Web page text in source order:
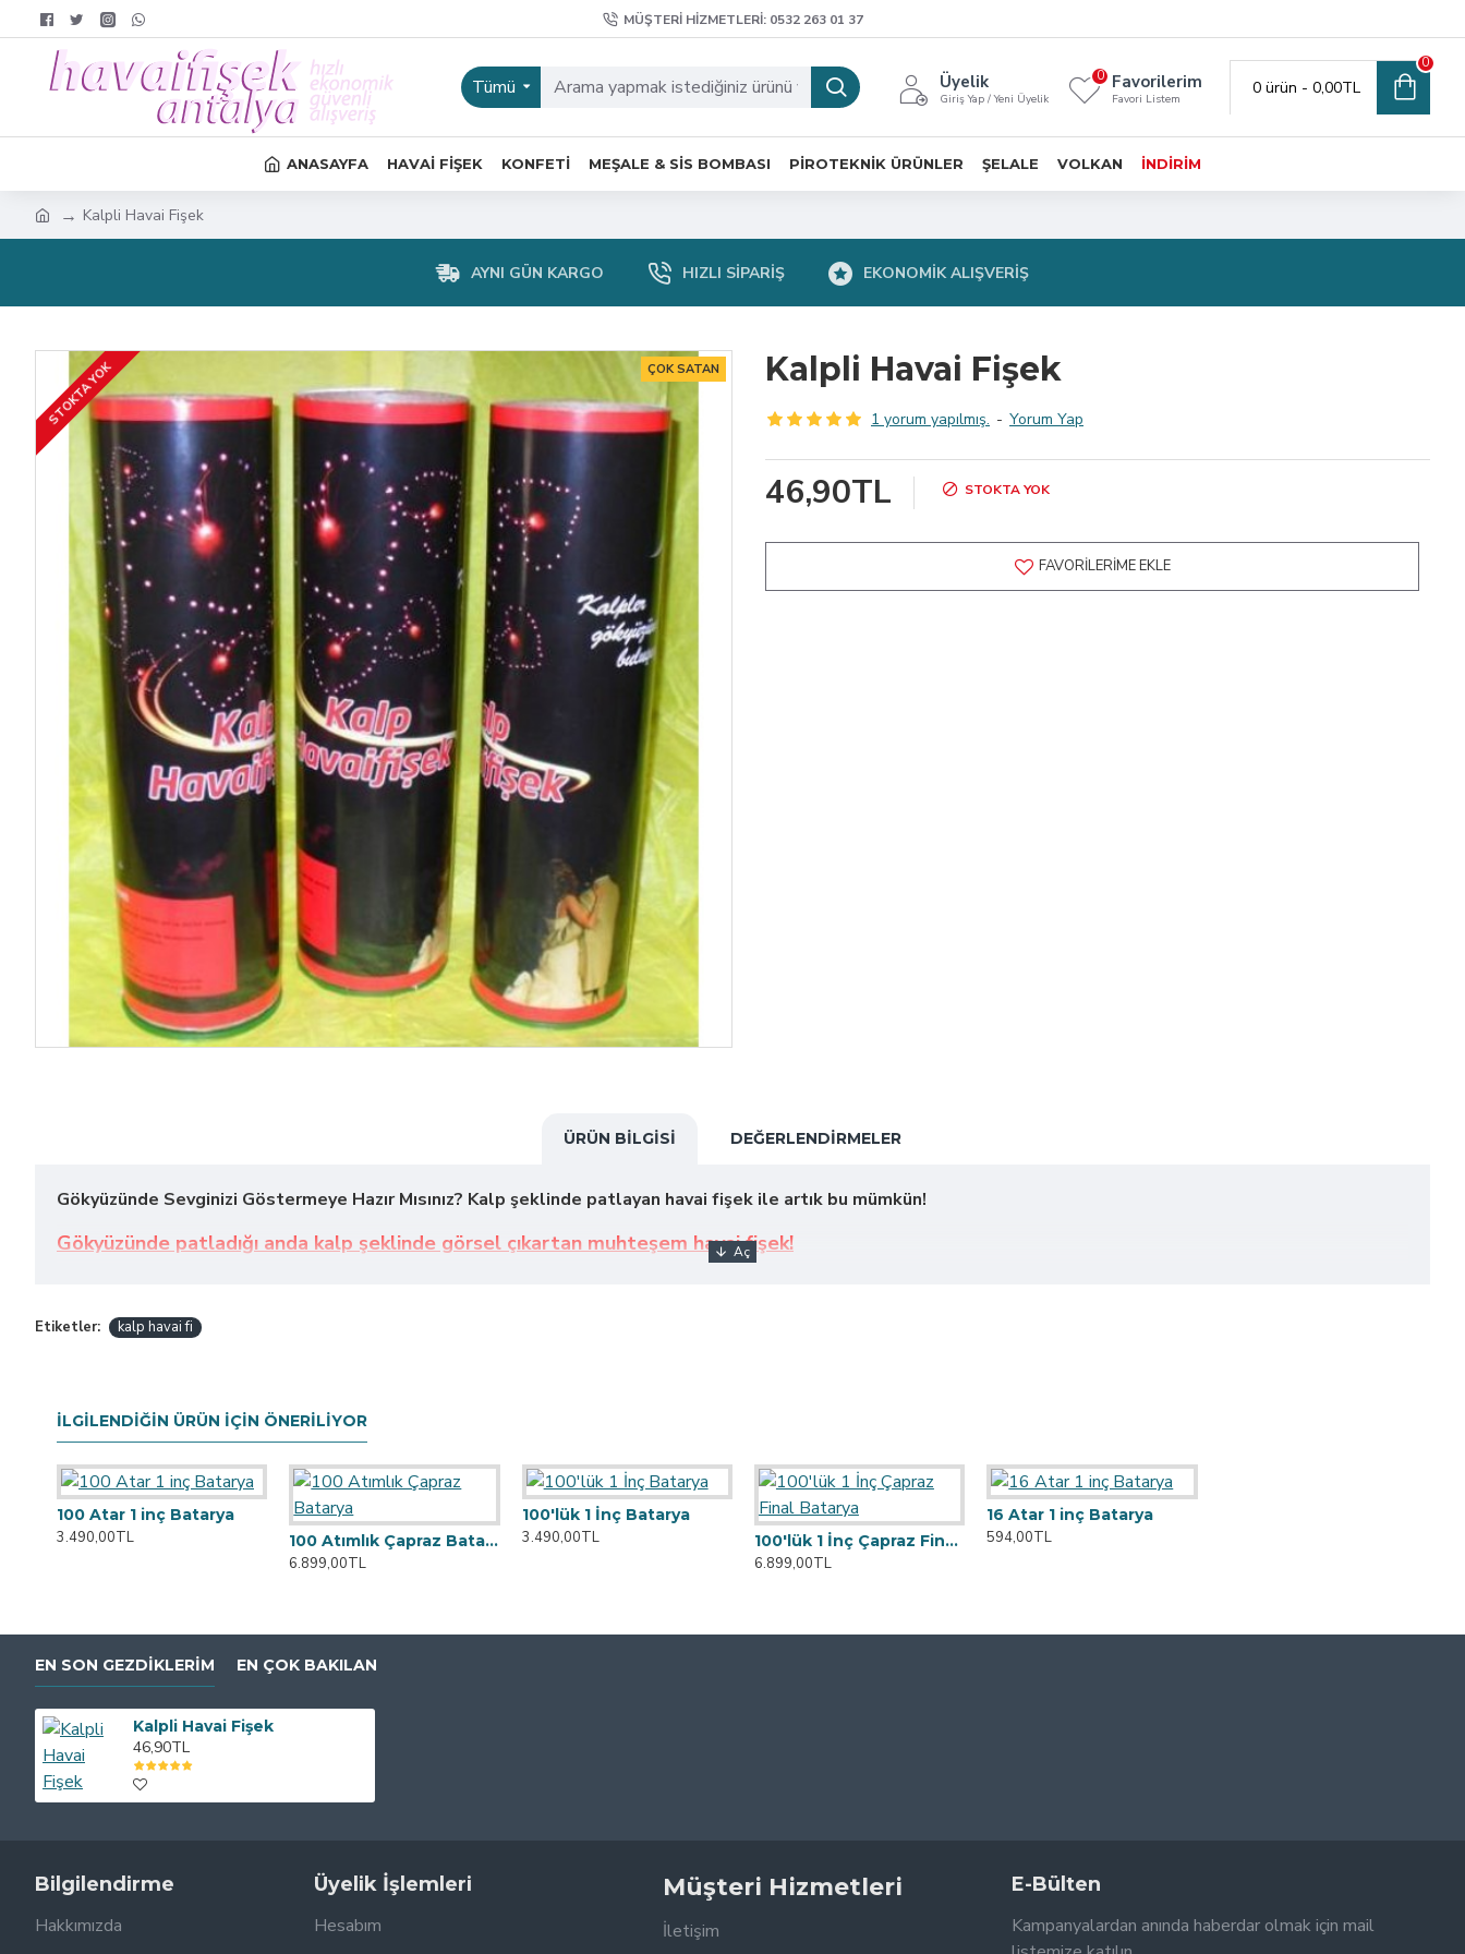
MÜŞTERI HIZMETLERI: 0532 263 01 37
Tümü Üyelik
Giriş Yap / Yeni Üyelik
Favorilerim
Favori Listem
0
0 ürün - 0,00TL
0
ANASAYFA HAVAI FIŞEK KONFETI MEŞALE & SIS BOMBASI PIROTEKNIK ÜRÜNLER ŞELALE VOLKAN İNDIRIM
Kalpli Havai Fişek
AYNI GÜN KARGO HIZLI SIPARIŞ EKONOMIK ALIŞVERIŞ
ÇOK SATAN
STOKTA YOK Kalpli Havai Fişek
1 yorum yapılmış. - Yorum Yap
46,90TL STOKTA YOK
FAVORILERIME EKLE
ÜRÜN BILGISI DEĞERLENDIRMELER
Gökyüzünde Sevginizi Göstermeye Hazır Mısınız? Kalp şeklinde patlayan havai fişek ile artık bu mümkün!
Gökyüzünde patladığı anda kalp şeklinde görsel çıkartan muhteşem havai fişek!
Etiketler: kalp havai fi
İLGILENDIĞIN ÜRÜN İÇIN ÖNERILIYOR
100 Atar 1 inç Batarya
3.490,00TL
100 Atımlık Çapraz Batarya
6.899,00TL
100'lük 1 İnç Batarya
3.490,00TL
100'lük 1 İnç Çapraz Final Batarya
6.899,00TL
16 Atar 1 inç Batarya
594,00TL
EN SON GEZDIKLERIM EN ÇOK BAKILAN
Kalpli Havai Fişek
46,90TL
Bilgilendirme
Hakkımızda
Üyelik İşlemleri
Hesabım
Müşteri Hizmetleri
İletişim
E-Bülten
Kampanyalardan anında haberdar olmak için mail